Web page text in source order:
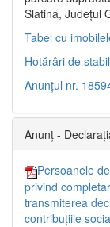
Slatina, Județul
Tabel cu
Hotărâri de
Anunțul nr.
Anunț -
Persoanele
privind
transmiterea
contribuțiile